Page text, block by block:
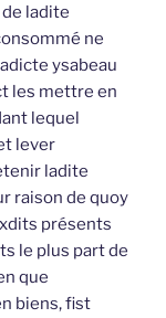
ladite
ne
ysabeau
les mettre en
lequel
lever
ladite
raison de quoy
présents
le plus part de
que
biens, fist